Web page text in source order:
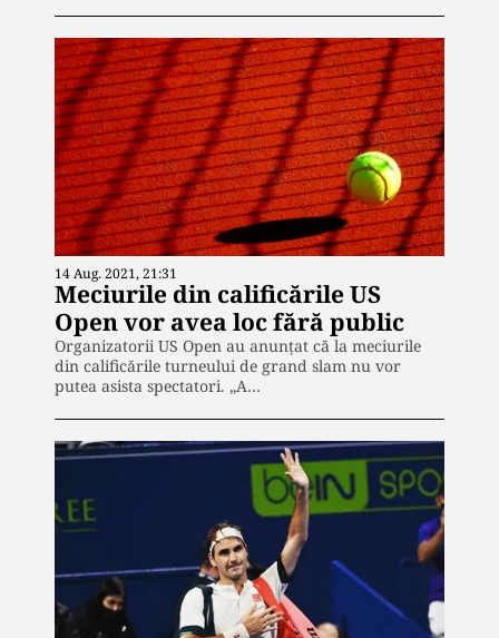
14 Aug. 2021, 21:31
Meciurile din calificările US
Open vor avea loc fără public
Organizatorii US Open au anunţat că la meciurile
din calificările turneului de grand slam nu vor
putea asista spectatori. „A…